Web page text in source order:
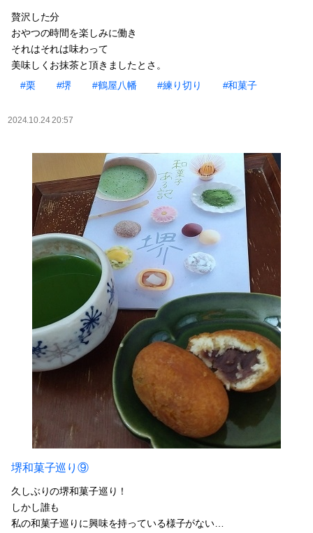
贅沢した分
おやつの時間を楽しみに働き
それはそれは味わって
美味しくお抹茶と頂きましたとさ。
#栗
#堺 #鶴屋八幡 #練り切り #和菓子
2024.10.24 20:57
堺和菓子巡り⑨
久しぶりの堺和菓子巡り！
しかし誰も
私の和菓子巡りに興味を持っている様子がない…